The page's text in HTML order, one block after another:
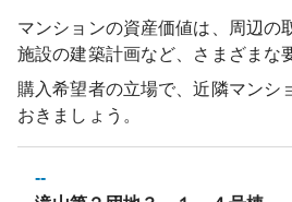
マンションの資産価値は、周辺の
施設の建築計画など、さまざまな
購入希望者の立場で、近隣マンシ
おきましょう。
--